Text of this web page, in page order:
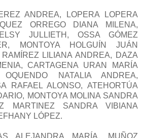
ANDREA, LOPERA LOPERA
ORREGO DIANA MILENA,
JULLIETH, OSSA GÓMEZ
MONTOYA HOLGUÍN JUÁN
LILIANA ANDREA, DAZA
CARTAGENA URAN MARÍA
NATALIA ANDREA,
RAFAEL ALONSO, ATEHORTÚA
MONTOYA MOLINA SANDRA
MARTINEZ SANDRA VIBIANA
LÓPEZ.
ALEJANDRA MARÍA, MUÑOZ